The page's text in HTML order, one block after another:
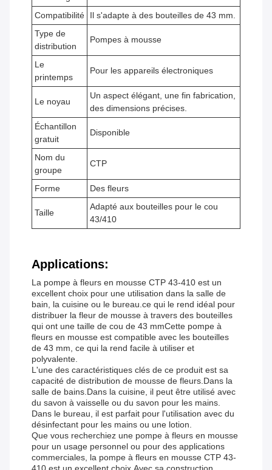
Compatibilité
Il s'adapte à des bouteilles de 43 mm.
Type de
distribution
Pompes à mousse
Le
printemps
Pour les appareils électroniques
Le noyau
Un aspect élégant, une fin fabrication,
des dimensions précises.
Échantillon
gratuit
Disponible
Nom du
groupe
CTP
Forme Des fleurs
Taille
Adapté aux bouteilles pour le cou
43/410
Applications:
La pompe à fleurs en mousse CTP 43-410 est un
excellent choix pour une utilisation dans la salle de
bain, la cuisine ou le bureau.ce qui le rend idéal pour
distribuer la fleur de mousse à travers des bouteilles
qui ont une taille de cou de 43 mmCette pompe à
fleurs en mousse est compatible avec les bouteilles
de 43 mm, ce qui la rend facile à utiliser et
polyvalente.
L'une des caractéristiques clés de ce produit est sa
capacité de distribution de mousse de fleurs.Dans la
salle de bains.Dans la cuisine, il peut être utilisé avec
du savon à vaisselle ou du savon pour les mains.
Dans le bureau, il est parfait pour l'utilisation avec du
désinfectant pour les mains ou une lotion.
Que vous recherchiez une pompe à fleurs en mousse
pour un usage personnel ou pour des applications
commerciales, la pompe à fleurs en mousse CTP 43-